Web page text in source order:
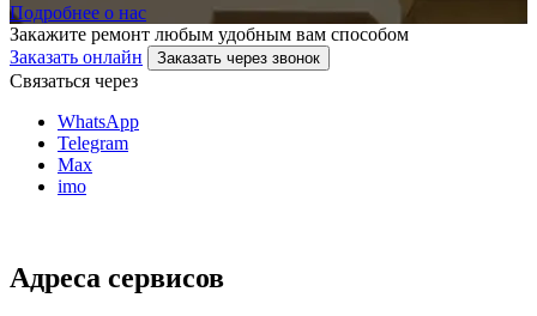
Подробнее о нас
Закажите ремонт любым удобным вам способом
Заказать онлайн
Заказать через звонок
Связаться через
WhatsApp
Telegram
Max
imo
Адреса сервисов